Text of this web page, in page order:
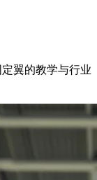
翼的教学与行业